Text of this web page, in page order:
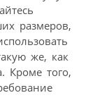
размеров,
же, как
Кроме того,